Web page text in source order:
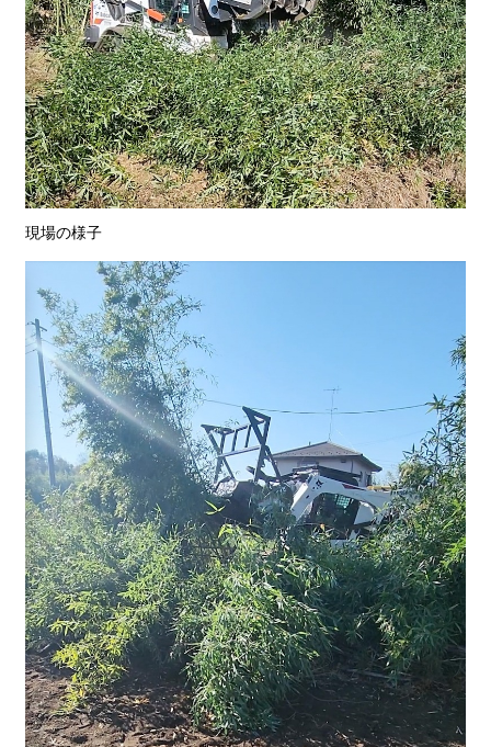
現場の様子